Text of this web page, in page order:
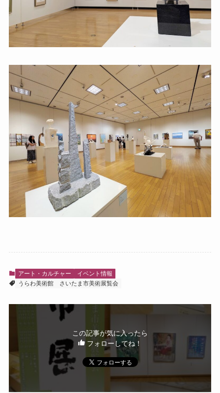
アート・カルチャー
イベント情報
うらわ美術館
さいたま市美術展覧会
この記事が気に入ったら
フォローしてね！